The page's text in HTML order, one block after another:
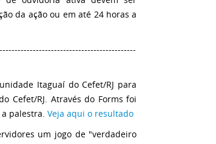
da ação ou em até 24 horas a
Itaguaí do Cefet/RJ para
Cefet/RJ. Através do Forms foi
palestra. Veja aqui o resultado
um jogo de "verdadeiro